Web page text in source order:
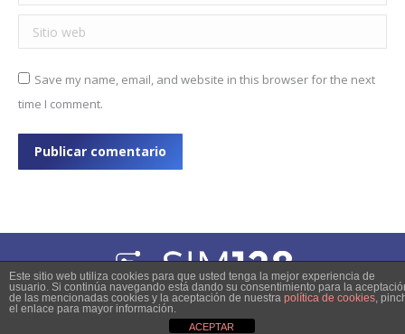
Sitio web
Save my name, email, and website in this browser for the next
time I comment.
Publicar comentario
© 2023 Copyright
inner-pages-menu
Este sitio web utiliza cookies para que usted tenga la mejor experiencia de
usuario. Si continúa navegando está dando su consentimiento para la
de las mencionadas cookies y la aceptación de nuestra política de cookies,
el enlace para mayor información.
ACEPTAR